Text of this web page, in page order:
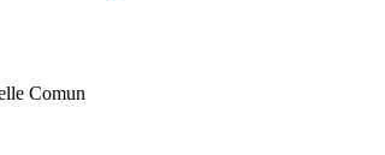
Comun